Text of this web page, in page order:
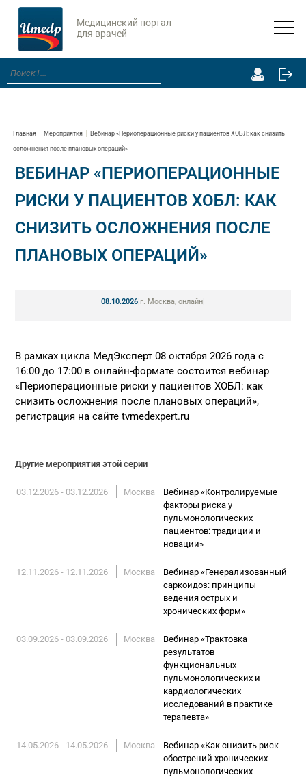
Медицинский портал
для врачей
Главная Мероприятия Вебинар «Периоперационные риски у пациентов ХОБЛ: как снизить
осложнения после плановых операций»
ВЕБИНАР «ПЕРИОПЕРАЦИОННЫЕ
РИСКИ У ПАЦИЕНТОВ ХОБЛ: КАК
СНИЗИТЬ ОСЛОЖНЕНИЯ ПОСЛЕ
ПЛАНОВЫХ ОПЕРАЦИЙ»
08.10.2026|г. Москва, онлайн|
В рамках цикла МедЭксперт 08 октября 2026 года с
16:00 до 17:00 в онлайн-формате состоится вебинар
«Периоперационные риски у пациентов ХОБЛ: как
снизить осложнения после плановых операций»,
регистрация на сайте tvmedexpert.ru
Другие мероприятия этой серии
03.12.2026 - 03.12.2026 Москва
Вебинар «Контролируемые
факторы риска у
пульмонологических
пациентов: традиции и
новации»
12.11.2026 - 12.11.2026 Москва
Вебинар «Генерализованный
саркоидоз: принципы
ведения острых и
хронических форм»
03.09.2026 - 03.09.2026 Москва
Вебинар «Трактовка
результатов
функциональных
пульмонологических и
кардиологических
исследований в практике
терапевта»
14.05.2026 - 14.05.2026 Москва
Вебинар «Как снизить риск
обострений хронических
пульмонологических